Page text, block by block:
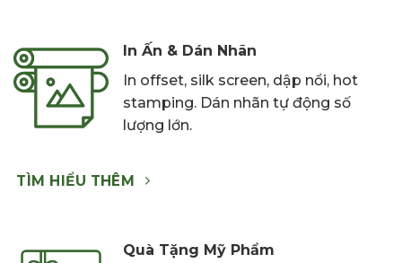
In Ấn & Dán Nhãn
In offset, silk screen, dập nổi, hot
stamping. Dán nhãn tự động số
lượng lớn.
TÌM HIỂU THÊM
Quà Tặng Mỹ Phẩm